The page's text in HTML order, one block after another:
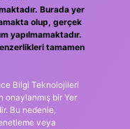
Burada yer
olup, gerçek
yapılmamaktadır.
tamamen
Bilgi Teknolojileri
onaylanmış bir Yer
Bu nedenle,
veya